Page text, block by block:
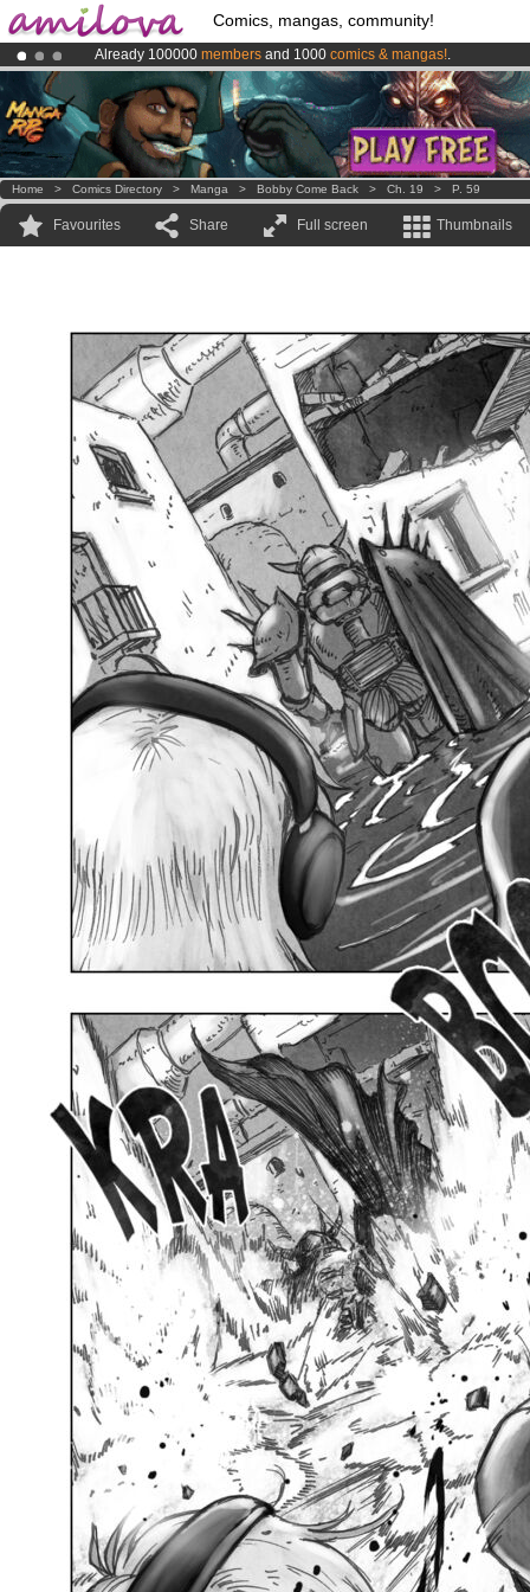
Comics, mangas, community!
Already 100000 members and 1000 comics & mangas!.
Premium membership from3.95 eurosper month !Get membership
AmilovaKickstarter is now LIVE!.
Home > Comics Directory > Manga > Bobby Come Back > Ch. 19 > P. 59
Favourites Share Full screen Thumbnails